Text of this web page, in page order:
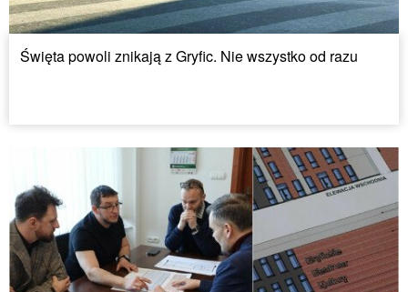
Święta powoli znikają z Gryfic. Nie wszystko od razu